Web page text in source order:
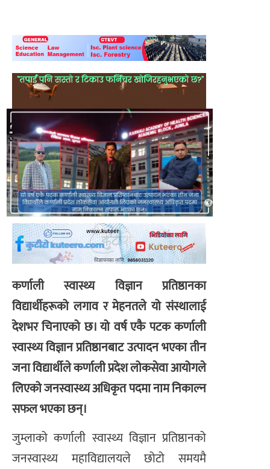
कर्णाली स्वास्थ्य विज्ञान प्रतिष्ठानका
विद्यार्थीहरूको लगाव र मेहनतले यो संस्थालाई
देशभर चिनाएको छ। यो वर्ष एकै पटक कर्णाली
स्वास्थ्य विज्ञान प्रतिष्ठानबाट उत्पादन भएका तीन
जना विद्यार्थीले कर्णाली प्रदेश लोकसेवा आयोगले
लिएको जनस्वास्थ्य अधिकृत पदमा नाम निकाल्न
सफल भएका छन्।
जुम्लाको कर्णाली स्वास्थ्य विज्ञान प्रतिष्ठानको
जनस्वास्थ्य महाविद्यालयले छोटो समयमै